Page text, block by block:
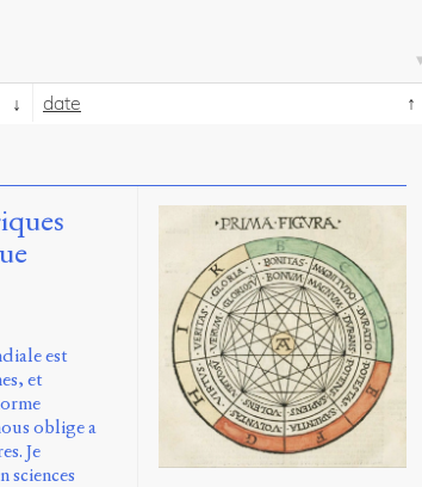
date
est
et
oblige a
Je
sciences